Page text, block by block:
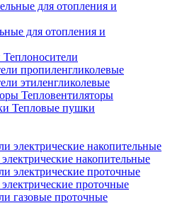
для отопления и
Теплоносители
пропиленгликолевые
этиленгликолевые
Тепловентиляторы
Тепловые пушки
накопительные
проточные